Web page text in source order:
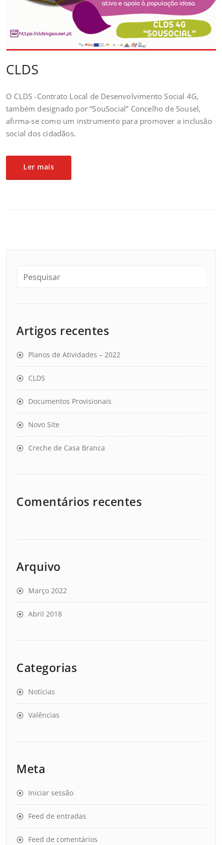
CLDS
O CLDS -Contrato Local de Desenvolvimento Social 4G,
também designado por “SouSocial” Concelho de Sousel,
afirma-se como um instrumento para promover a inclusão
social dos cidadãos.
Ler mais
Artigos recentes
Planos de Atividades – 2022
CLDS
Documentos Provisionais
Novo Site
Creche de Casa Branca
Comentários recentes
Arquivo
Março 2022
Abril 2018
Categorias
Notícias
Valências
Meta
Iniciar sessão
Feed de entradas
Feed de comentários